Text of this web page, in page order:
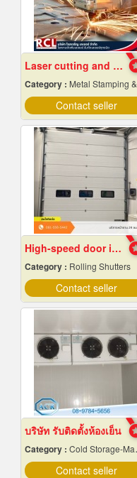
Laser cutting and folding factory, Ayutthaya
Category : Metal Stamping & Cutting
Contact seller
High-speed door installation contractor
Category : Rolling Shutters
Contact seller
บริษัท รับติดตั้งห้องเย็น
Category : Cold Storage-Manufacturers & Installation Designer
Contact seller